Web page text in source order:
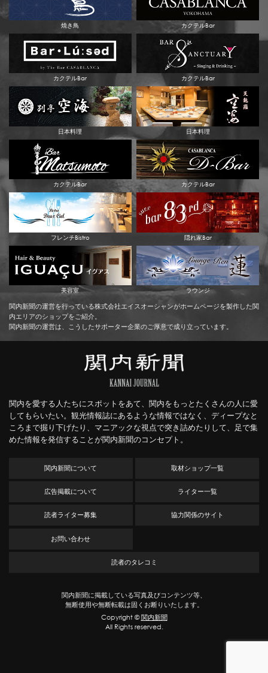
焼き鳥 カクテルBar
カクテルBar カクテルBar
日本料理 日本料理
カクテルBar カクテルBar
フレンチBistro 隠れ家Bar
美容室 ラウンジ
関内新聞の運営を行っている株式会社エイスオーシャンがホームページを製作した関
内エリアのショップをご紹介。
関内新聞の運営は、こうしたサポーター企業のご厚意で成り立っています。
関内を愛する人たちにスポットをあて、関内をもっとたくさんの人に愛
してもらいたい。観光情報誌にあるような情報ではなく、ディープなと
ころまで掘り下げたり、マニアックな視点で突き詰めたりして、足で集
めた情報を発信することが関内新聞のコンセプト。
関内新聞について 取材ショップ一覧
広告掲載について ライター一覧
読者ライター募集 協力関係のサイト
お問い合わせ
読者のタレコミ
関内新聞に掲載している写真及びコンテンツ等、
無断使用や無断転載は固くお断りいたします。
Copyright ©関内新聞
All Rights reserved.